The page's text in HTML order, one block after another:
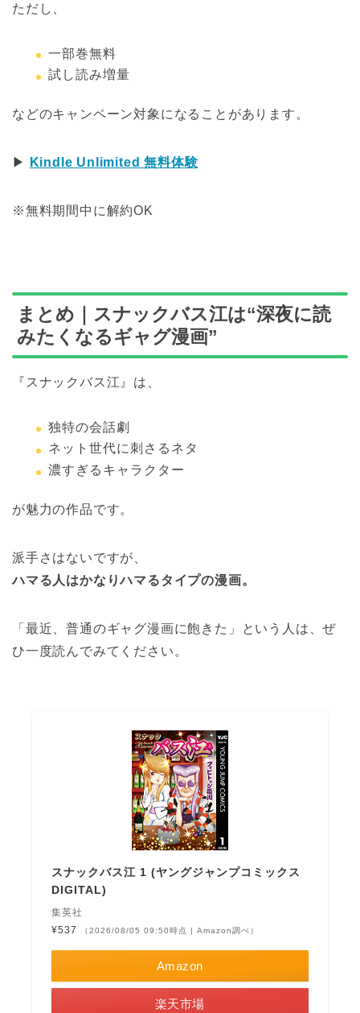
ただし、
一部巻無料
試し読み増量
などのキャンペーン対象になることがあります。
▶ Kindle Unlimited 無料体験
※無料期間中に解約OK
まとめ｜スナックバス江は“深夜に読
みたくなるギャグ漫画”
『スナックバス江』は、
独特の会話劇
ネット世代に刺さるネタ
濃すぎるキャラクター
が魅力の作品です。
派手さはないですが、
ハマる人はかなりハマるタイプの漫画。
「最近、普通のギャグ漫画に飽きた」という人は、ぜ
ひ一度読んでみてください。
スナックバス江 1 (ヤングジャンプコミックス
DIGITAL)
集英社
¥537
（2026/08/05 09:50時点 | Amazon調べ）
Amazon
楽天市場